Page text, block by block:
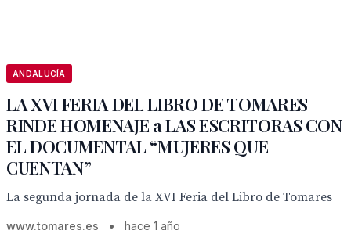
ANDALUCÍA
LA XVI FERIA DEL LIBRO DE TOMARES
RINDE HOMENAJE a LAS ESCRITORAS CON
EL DOCUMENTAL “MUJERES QUE
CUENTAN”
La segunda jornada de la XVI Feria del Libro de Tomares
www.tomares.es • hace 1 año